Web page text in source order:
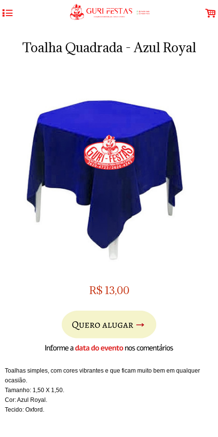
4 .
Toalha Quadrada - Azul Royal
R$ 13,00
Toalhas simples, com cores vibrantes e que ficam muito bem em qualquer
ocasião.
Tamanho: 1,50 X 1,50.
Cor: Azul Royal .
Tecido: Oxford.